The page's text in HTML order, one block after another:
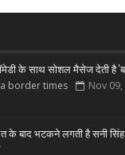
के साथ सोशल मैसेज देती है
border times Nov
के बाद भटकने लगती है सनी सिंह